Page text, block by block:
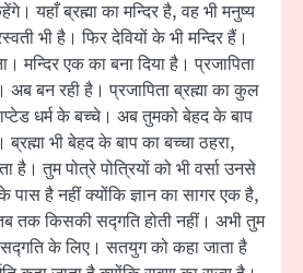
यहाँ ब्रह्मा का मन्दिर है, वह भी मनुष्य
भी है। फिर देवियों के भी मन्दिर हैं।
मन्दिर एक का बना दिया है। प्रजापिता
अब बन रही है। प्रजापिता ब्रह्मा का कुल
धर्म के बच्चे। अब तुमको बेहद के बाप
ब्रह्मा भी बेहद के बाप का बच्चा ठहरा,
है। तुम पोत्रे पोत्रियों को भी वर्सा उनसे
पास है नहीं क्योंकि ज्ञान का सागर एक है,
तक किसकी सद्गति होती नहीं। अभी तुम
के लिए। सतयुग को कहा जाता है